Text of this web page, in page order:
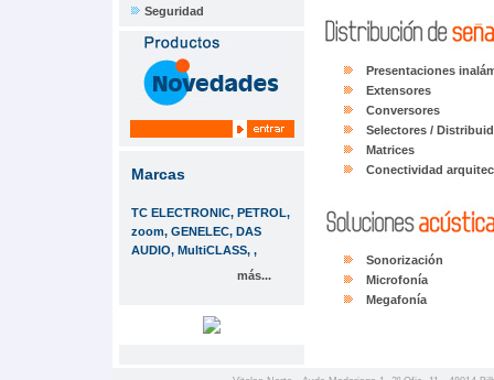
Seguridad
Marcas
TC ELECTRONIC, PETROL,
zoom, GENELEC, DAS
AUDIO, MultiCLASS, ,
más...
Presentaciones
Extensores
Conversores
Selectores /
Matrices
Conectividad
Sonorización
Microfonía
Megafonía